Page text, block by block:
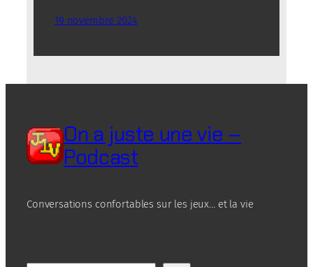
19 novembre 2024
On a juste une vie –
Podcast
Conversations confortables sur les jeux… et la vie